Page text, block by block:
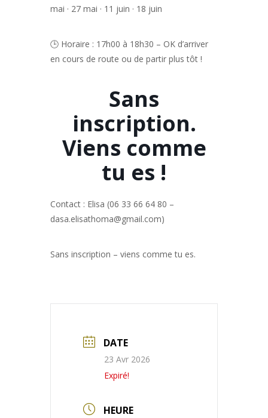
mai · 27 mai · 11 juin · 18 juin
🕒 Horaire : 17h00 à 18h30 – OK d’arriver
en cours de route ou de partir plus tôt !
Sans
inscription.
Viens comme
tu es !
Contact : Elisa (06 33 66 64 80 –
dasa.elisathoma@gmail.com)
Sans inscription – viens comme tu es.
DATE
23 Avr 2026
Expiré!
HEURE